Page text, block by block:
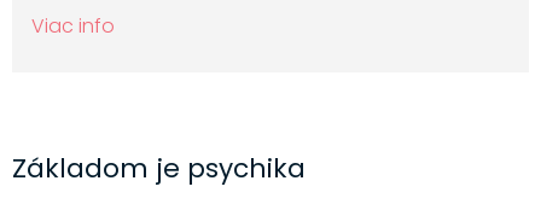
Viac info
Základom je psychika